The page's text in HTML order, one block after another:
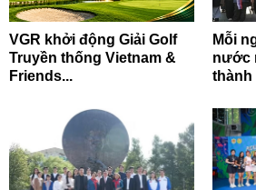
VGR khởi động Giải Golf
Truyền thống Vietnam &
Friends...
Mỗi
nước
thành